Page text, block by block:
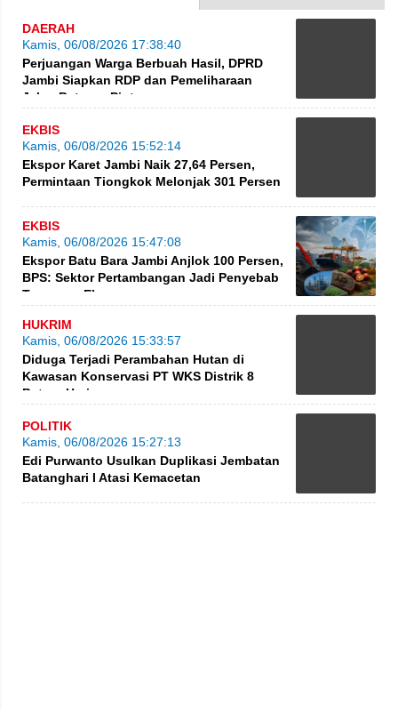
DAERAH
Kamis, 06/08/2026 17:38:40
Perjuangan Warga Berbuah Hasil, DPRD
Jambi Siapkan RDP dan Pemeliharaan
Jalan Betung–Pintas
EKBIS
Kamis, 06/08/2026 15:52:14
Ekspor Karet Jambi Naik 27,64 Persen,
Permintaan Tiongkok Melonjak 301 Persen
EKBIS
Kamis, 06/08/2026 15:47:08
Ekspor Batu Bara Jambi Anjlok 100 Persen,
BPS: Sektor Pertambangan Jadi Penyebab
Turunnya Ekspor
HUKRIM
Kamis, 06/08/2026 15:33:57
Diduga Terjadi Perambahan Hutan di
Kawasan Konservasi PT WKS Distrik 8
BatangHari
POLITIK
Kamis, 06/08/2026 15:27:13
Edi Purwanto Usulkan Duplikasi Jembatan
Batanghari I Atasi Kemacetan